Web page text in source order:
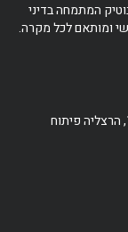
המתמחה בדיני
ומותאם לכל מקרה.